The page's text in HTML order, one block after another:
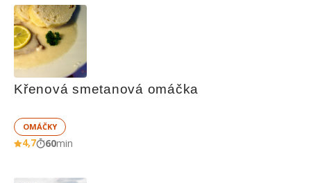
Křenová smetanová omáčka
OMÁČKY
4,7 60min